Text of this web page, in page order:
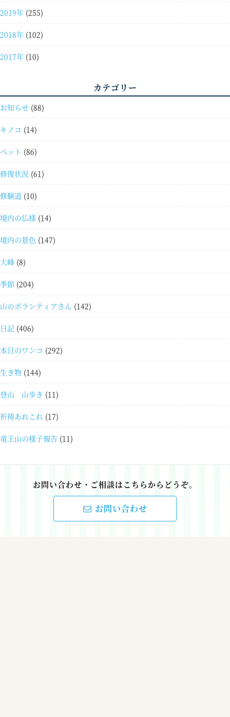
2019年 (255)
2018年 (102)
2017年 (10)
カテゴリー
お知らせ (88)
キノコ (14)
ペット (86)
修復状況 (61)
修験道 (10)
境内の仏様 (14)
境内の景色 (147)
大峰 (8)
季節 (204)
山のボランティアさん (142)
日記 (406)
本日のワンコ (292)
生き物 (144)
登山 山歩き (11)
祈祷あれこれ (17)
竜王山の様子報告 (11)
お問い合わせ・ご相談はこちらからどうぞ。
お問い合わせ